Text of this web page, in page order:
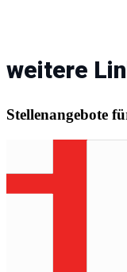
weitere
Stellenangebote